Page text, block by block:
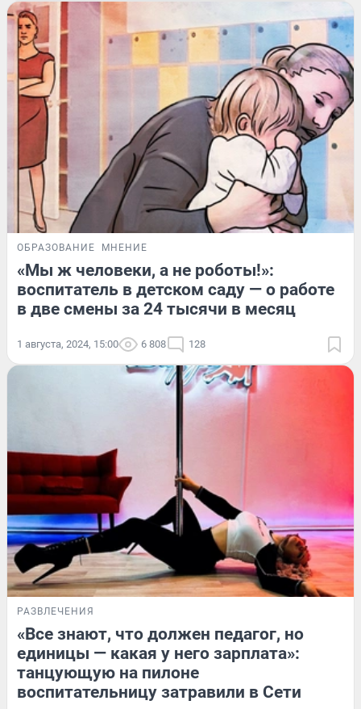
ОБРАЗОВАНИЕ МНЕНИЕ
«Мы ж человеки, а не роботы!»:
воспитатель в детском саду — о работе
в две смены за 24 тысячи в месяц
1 августа, 2024, 15:00 6 808 128
РАЗВЛЕЧЕНИЯ
«Все знают, что должен педагог, но
единицы — какая у него зарплата»:
танцующую на пилоне
воспитательницу затравили в Сети